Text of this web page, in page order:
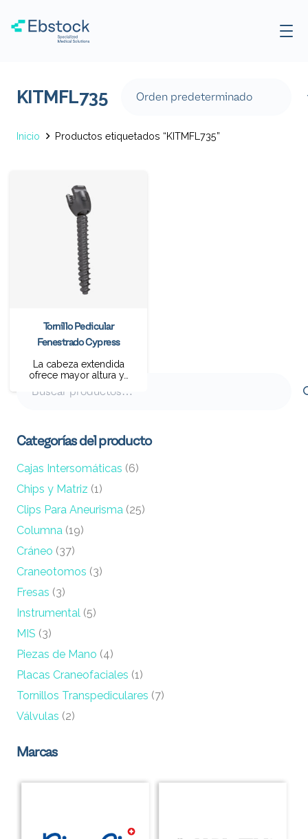
KITMFL735
Inicio Productos etiquetados “KITMFL735”
Tornillo Pedicular
Fenestrado Cypress
La cabeza extendida
ofrece mayor altura y…
Buscar
Categorías del producto
Cajas Intersomáticas (6)
Chips y Matriz (1)
Clips Para Aneurisma (25)
Columna (19)
Cráneo (37)
Craneotomos (3)
Fresas (3)
Instrumental (5)
MIS (3)
Piezas de Mano (4)
Placas Craneofaciales (1)
Tornillos Transpediculares (7)
Válvulas (2)
Marcas